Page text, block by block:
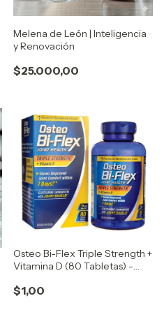
Melena de León | Inteligencia
y Renovación
$25.000,00
Osteo Bi-Flex Triple Strength +
Vitamina D (80 Tabletas) -
$1,00